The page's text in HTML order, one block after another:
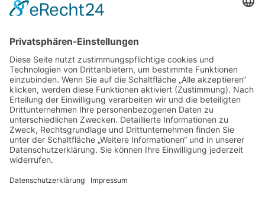
Staatstheater Schwerin. Weitere Gastspiele folgten
Rahmen der Eutiner Sommerfestspiele sang sie die
Pamina aus Mozarts »Zauberflöte«.
In der Zeit von 1997 bis 2001 war sie festes
Mitglied im Ensemble des Staatstheaters
Braunschweig. Von 2001 bis 2004 sang sie die
Maria in Leonard Bernsteins »West Side Story« an
der Volksoper in Wien. Dort war sie in der Spielzeit
2009/10 erneut in der Operette "Die Blume von
Hawaii" zu erleben. In der darauffolgenden
Spielzeit sang sie die Hauptrolle in der Operette